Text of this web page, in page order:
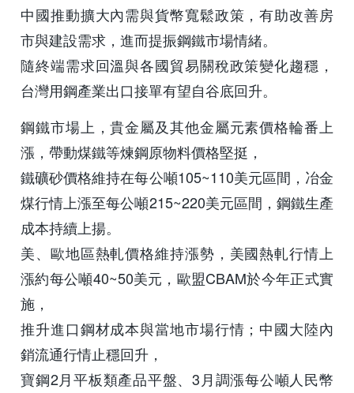
中國推動擴大內需與貨幣寬鬆政策，有助改善房
市與建設需求，進而提振鋼鐵市場情緒。
隨終端需求回溫與各國貿易關稅政策變化趨穩，
台灣用鋼產業出口接單有望自谷底回升。
鋼鐵市場上，貴金屬及其他金屬元素價格輪番上
漲，帶動煤鐵等煉鋼原物料價格堅挺，
鐵礦砂價格維持在每公噸105~110美元區間，冶金
煤行情上漲至每公噸215~220美元區間，鋼鐵生產
成本持續上揚。
美、歐地區熱軋價格維持漲勢，美國熱軋行情上
漲約每公噸40~50美元，歐盟CBAM於今年正式實
施，
推升進口鋼材成本與當地市場行情；中國大陸內
銷流通行情止穩回升，
寶鋼2月平板類產品平盤、3月調漲每公噸人民幣